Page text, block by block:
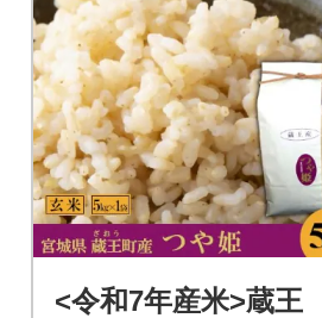
<令和7年産米>蔵王